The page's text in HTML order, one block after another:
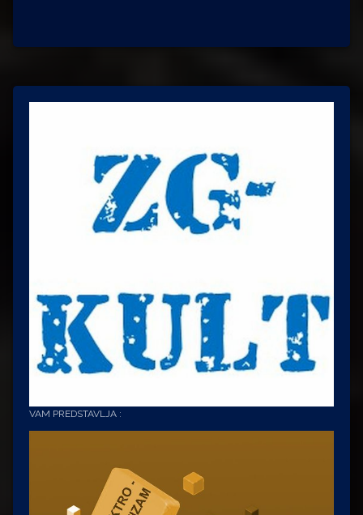
VAM PREDSTAVLJA :